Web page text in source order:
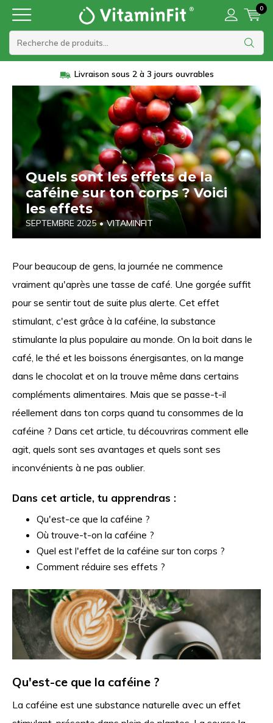
0
Livraison sous 2 à 3 jours ouvrables
Quels sont les effets de la
caféine sur ton corps ? Voici
les effets
SEPTEMBRE 2025 • VITAMINFIT
Pour beaucoup de gens, la journée ne commence
vraiment qu'après une tasse de café. Une gorgée suffit
pour se sentir tout de suite plus alerte. Cet effet
stimulant, c'est grâce à la caféine, la substance
stimulante la plus populaire au monde. On la boit dans le
café, le thé et les boissons énergisantes, on la mange
dans le chocolat et on la trouve même dans certains
compléments alimentaires. Mais que se passe-t-il
réellement dans ton corps quand tu consommes de la
caféine ? Dans cet article, tu découvriras comment elle
agit, quels sont ses avantages et quels sont ses
inconvénients à ne pas oublier.
Dans cet article, tu apprendras :
Qu'est-ce que la caféine ?
Où trouve-t-on la caféine ?
Quel est l'effet de la caféine sur ton corps ?
Comment réduire ses effets ?
Qu'est-ce que la caféine ?
La caféine est une substance naturelle avec un effet